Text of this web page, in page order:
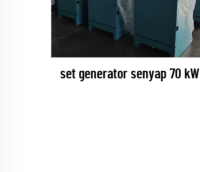
set generator senyap 70 kW